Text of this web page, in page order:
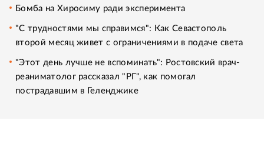
Бомба на Хиросиму ради эксперимента
"С трудностями мы справимся": Как Севастополь
второй месяц живет с ограничениями в подаче света
"Этот день лучше не вспоминать": Ростовский врач-
реаниматолог рассказал "РГ", как помогал
пострадавшим в Геленджике